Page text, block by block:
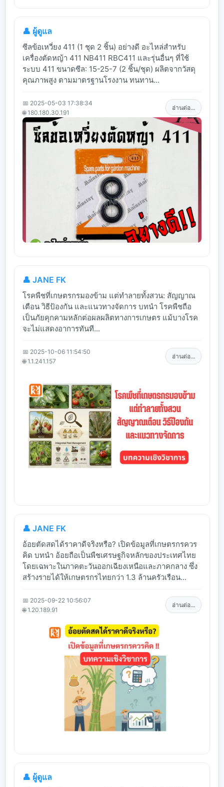
👤 ผู้ดูแล
ซีลข้อเหวี่ยง 411 (1 ชุด 2 ชิ้น) อย่างดี อะไหล่สำหรับ
เครื่องตัดหญ้า 411 NB411 RBC411 และรุ่นอื่นๆ ที่ใช้
ระบบ 411 ขนาดซีล: 15-25-7 (2 ชิ้น/ชุด) ผลิตจากวัสดุ
คุณภาพสูง ตามมาตรฐานโรงงาน ทนทาน...
📅 2025-05-03 17:38:34
🌐 180.180.30.191
อ่านต่อ...
👤 JANE FK
โรคพืชที่เกษตรกรมองข้าม แต่ทำลายทั้งสวน: สัญญาณ
เตือน วิธีป้องกัน และแนวทางจัดการ บทนำ โรคพืชถือ
เป็นภัยคุกคามหลักต่อผลผลิตทางการเกษตร แม้บางโรค
จะไม่แสดงอาการทันที...
📅 2025-10-06 11:54:50
🌐 1.1.241.157
อ่านต่อ...
👤 JANE FK
อ้อยตัดสดได้ราคาดีจริงหรือ? เปิดข้อมูลที่เกษตรกรควร
คิด บทนำ อ้อยถือเป็นพืชเศรษฐกิจหลักของประเทศไทย
โดยเฉพาะในภาคตะวันออกเฉียงเหนือและภาคกลาง ซึ่ง
สร้างรายได้ให้เกษตรกรไทยกว่า 1.3 ล้านครัวเรือน...
📅 2025-09-22 10:56:07
🌐 1.20.189.91
อ่านต่อ...
👤 ผู้ดูแล